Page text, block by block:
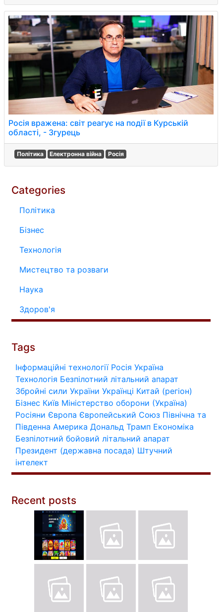
Росія вражена: світ реагує на події в Курській
області, - Згурець
Політика Електронна війна Росія
Categories
Політика
Бізнес
Технологія
Мистецтво та розваги
Наука
Здоров'я
Tags
Інформаційні технології Росія Україна
Технологія Безпілотний літальний апарат
Збройні сили України Українці Китай (регіон)
Бізнес Київ Міністерство оборони (Україна)
Росіяни Європа Європейський Союз Північна та
Південна Америка Дональд Трамп Економіка
Безпілотний бойовий літальний апарат
Президент (державна посада) Штучний
інтелект
Recent posts